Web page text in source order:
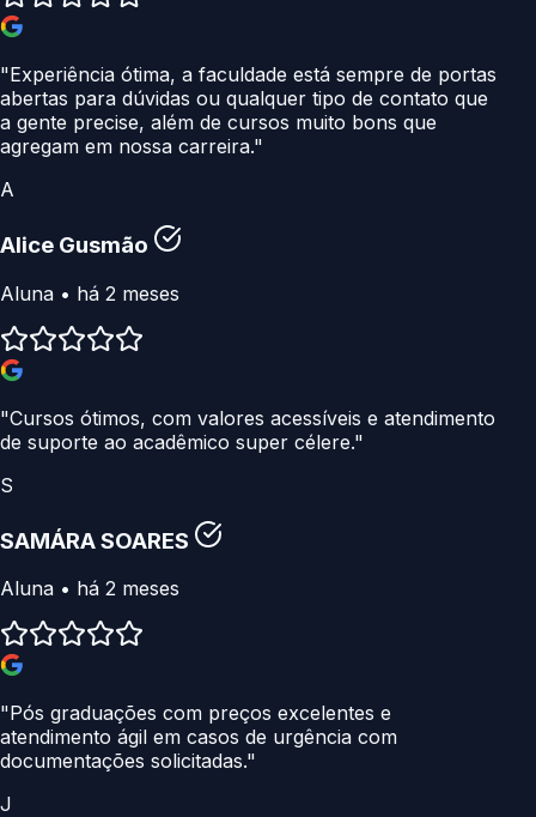
"Experiência ótima, a faculdade está sempre de portas
abertas para dúvidas ou qualquer tipo de contato que
a gente precise, além de cursos muito bons que
agregam em nossa carreira."
A
Alice Gusmão
Aluna • há 2 meses
"Cursos ótimos, com valores acessíveis e atendimento
de suporte ao acadêmico super célere."
S
SAMÁRA SOARES
Aluna • há 2 meses
"Pós graduações com preços excelentes e
atendimento ágil em casos de urgência com
documentações solicitadas."
J